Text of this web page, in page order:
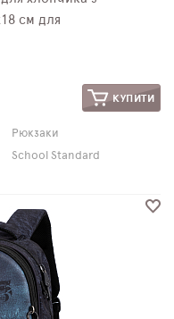
см для
КУПИТИ
Рюкзаки
School Standard